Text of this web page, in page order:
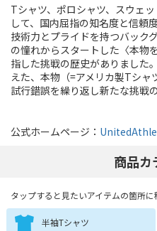
Tシャツ、ポロシャツ、スウェ
して、国内屈指の知名度と信
技術力とプライドを持つバック
の憧れからスタートした〈本物
指した挑戦の歴史がありました
えた、本物（=アメリカ製Tシャ
試行錯誤を繰り返し新たな挑戦
公式ホームページ： UnitedAthle
商品カ
タップすると見たいアイテムの箇所
半袖Tシャツ